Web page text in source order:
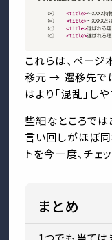
これらは、ページ
移元 → 遷移先で
はより「混乱」し
些細なところでは
言い回しがほぼ同
トを今一度、チェ
まとめ